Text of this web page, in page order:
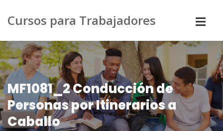
Cursos para Trabajadores
MF1081_2 Conducción de
Personas por Itinerarios a
Caballo